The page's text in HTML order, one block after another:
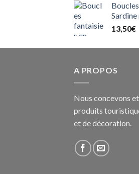
13,50€
A PROPOS
Nous concevons
produits
et de décoration.